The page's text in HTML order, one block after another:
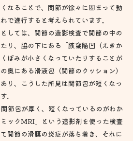
なることで、関節が徐々に固まって動
進行すると考えられています。
しては、関節の造影検査で関節の中の
り、脇の下にある「腋窩陥凹（えきか
ぼみが小さくなっていたりすることが
奥にある滑液包（関節のクッション）
り、こうした所見は関節包が短くなっ
。
節包が厚く、短くなっているのがわか
ックMRI」という造影剤を使った検査
関節の滑膜の炎症が落ち着き、それに